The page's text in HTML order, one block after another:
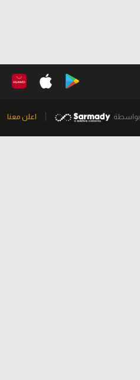
بواسطة اعلن معنا